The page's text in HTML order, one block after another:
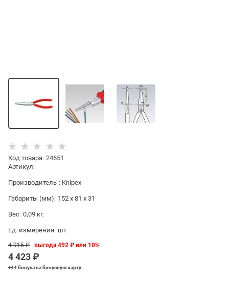
Код товара: 24651
Артикул:
Производитель : Knipex
Габариты (мм): 152 x 81 x 31
Вес: 0,09 кг.
Ед. измерения: шт
4 915 ₽
4 423 ₽
выгода492 ₽ или 10%
+44 бонусана бонусную карту